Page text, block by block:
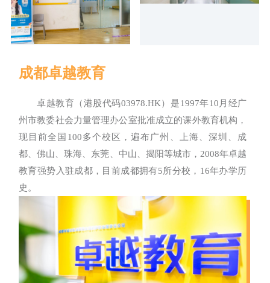
成都卓越教育
卓越教育（港股代码03978.HK）是1997年10月经广
州市教委社会力量管理办公室批准成立的课外教育机构，
现目前全国100多个校区，遍布广州、上海、深圳、成
都、佛山、珠海、东莞、中山、揭阳等城市，2008年卓越
教育强势入驻成都，目前成都拥有5所分校，16年办学历
史。